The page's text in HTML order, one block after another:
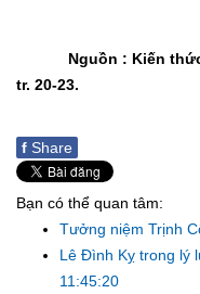
Nguồn : Kiến
tr. 20-23.
f Share
Bạn có thể quan tâm:
Tưởng niệm Trịnh
Lê Đình Kỵ trong lý
11:45:20